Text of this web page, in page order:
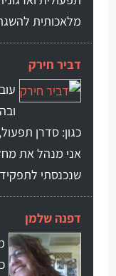
מלאכותית להשגתם. 972-54-
דביר חירק
כגון: סדרן
אני מנהל את
שנכנסתי
דפנה שלמן